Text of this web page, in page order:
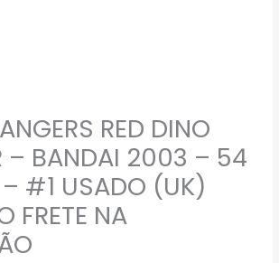
RED DINO
– BANDAI 2003 – 54
#1 USADO (UK)
FRETE NA